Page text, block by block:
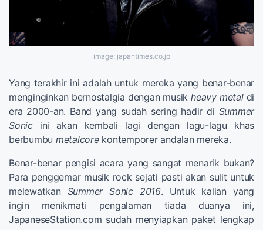
image: japantimes.co.jp
Yang terakhir ini adalah untuk mereka yang benar-benar
menginginkan bernostalgia dengan musikheavy metaldi
era 2000-an. Band yang sudah sering hadir di Summer
Sonicini akan kembali lagi dengan lagu-lagu khas
berbumbu metalcorekontemporer andalan mereka.
Benar-benar pengisi acara yang sangat menarik bukan?
Para penggemar musik rock sejati pasti akan sulit untuk
melewatkan Summer Sonic 2016. Untuk kalian yang
ingin menikmati pengalaman tiada duanya ini,
JapaneseStation.com sudah menyiapkan paket lengkap